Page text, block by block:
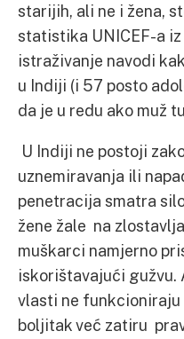
starijih, ali ne i žena,
statistika UNICEF-a
istraživanje navodi
u Indiji (i 57 posto
da je u redu ako muž
U Indiji ne postoji
uznemiravanja ili
penetracija smatra
žene žale na
muškarci namjerno
iskorištavajući gužvu.
vlasti ne
boljitak već zatiru